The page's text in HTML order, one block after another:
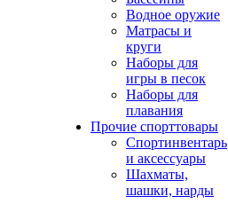
Водное оружие
Матрасы и
круги
Наборы для
игры в песок
Наборы для
плавания
Прочие спорттовары
Спортинвентарь
и аксессуары
Шахматы,
шашки, нарды